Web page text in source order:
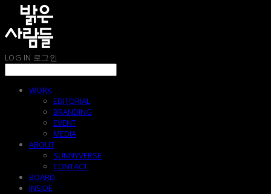
LOG IN 로그인
WORK
EDITORIAL
BRANDING
EVENT
MEDIA
ABOUT
SUNNYVERSE
CONTACT
BOARD
INSIDE